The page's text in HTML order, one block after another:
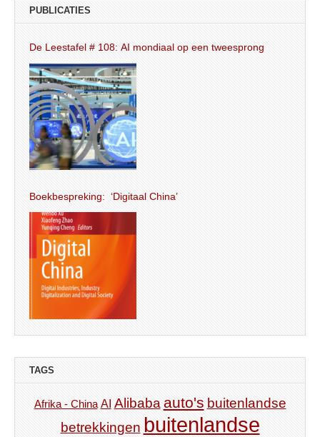
PUBLICATIES
De Leestafel # 108: AI mondiaal op een tweesprong
Boekbespreking: ‘Digitaal China’
TAGS
Afrika - China AI Alibaba auto's buitenlandse
betrekkingen buitenlandse